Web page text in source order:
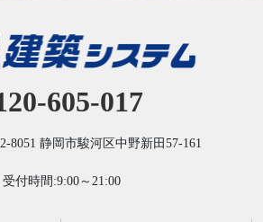
605-017
8051 静岡市駿河区中野新田57-161
受付時間:9:00～21:00